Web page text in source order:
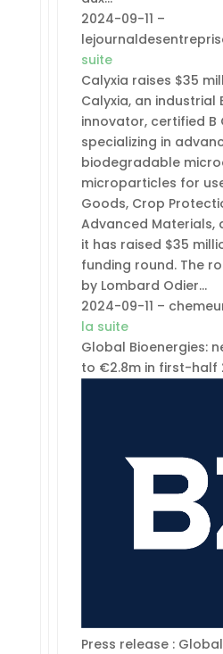
2024-09-11 –
suite
Calyxia raises $35
Calyxia, an industrial
innovator, certified B
specializing in
biodegradable
microparticles for
Goods, Crop
Advanced Materials,
it has raised $35
funding round. The
by Lombard Odier…
2024-09-11 –
la suite
Global Bioenergies:
to €2.8m in first-half
Press release :